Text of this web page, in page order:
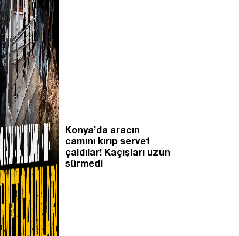
Konya’da aracın
camını kırıp servet
çaldılar! Kaçışları uzun
sürmedi